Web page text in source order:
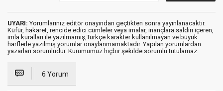
UYARI: Yorumlarınız editör onayından geçtikten sonra yayınlanacaktır.
Küfür, hakaret, rencide edici cümleler veya imalar, inançlara saldırı içeren,
imla kuralları ile yazılmamış,Türkçe karakter kullanılmayan ve büyük
harflerle yazılmış yorumlar onaylanmamaktadır. Yapılan yorumlardan
yazarları sorumludur. Kurumumuz hiçbir şekilde sorumlu tutulamaz.
6 Yorum